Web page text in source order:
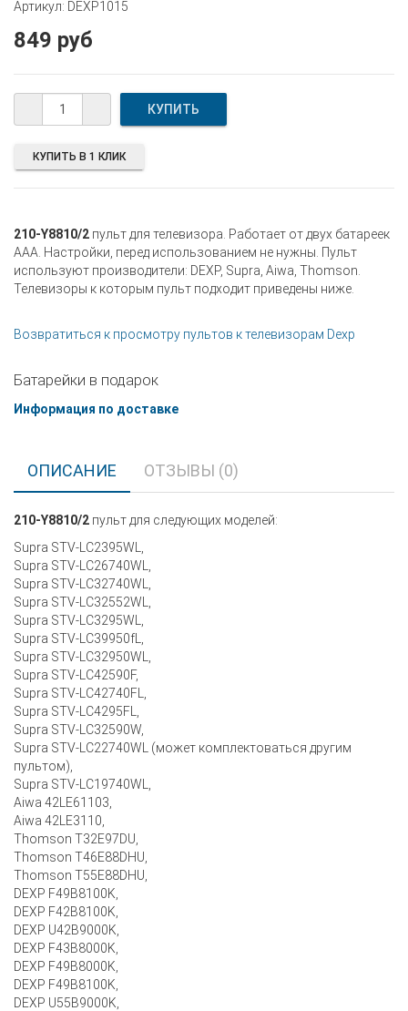
Артикул: DEXP1015
849 руб
КУПИТЬ В 1 КЛИК
210-Y8810/2 пульт для телевизора. Работает от двух батареек
AAA. Настройки, перед использованием не нужны. Пульт
используют производители: DEXP, Supra, Aiwa, Thomson.
Телевизоры к которым пульт подходит приведены ниже.
Возвратиться к просмотру пультов к телевизорам Dexp
Батарейки в подарок
Информация по доставке
ОПИСАНИЕ ОТЗЫВЫ (0)
210-Y8810/2 пульт для следующих моделей:
Supra STV-LC2395WL,
Supra STV-LC26740WL,
Supra STV-LC32740WL,
Supra STV-LC32552WL,
Supra STV-LC3295WL,
Supra STV-LC39950fL,
Supra STV-LC32950WL,
Supra STV-LC42590F,
Supra STV-LC42740FL,
Supra STV-LC4295FL,
Supra STV-LC32590W,
Supra STV-LC22740WL (может комплектоваться другим
пультом),
Supra STV-LC19740WL,
Aiwa 42LE61103,
Aiwa 42LE3110,
Thomson T32E97DU,
Thomson T46E88DHU,
Thomson T55E88DHU,
DEXP F49B8100K,
DEXP F42B8100K,
DEXP U42B9000K,
DEXP F43B8000K,
DEXP F49B8000K,
DEXP F49B8100K,
DEXP U55B9000K,